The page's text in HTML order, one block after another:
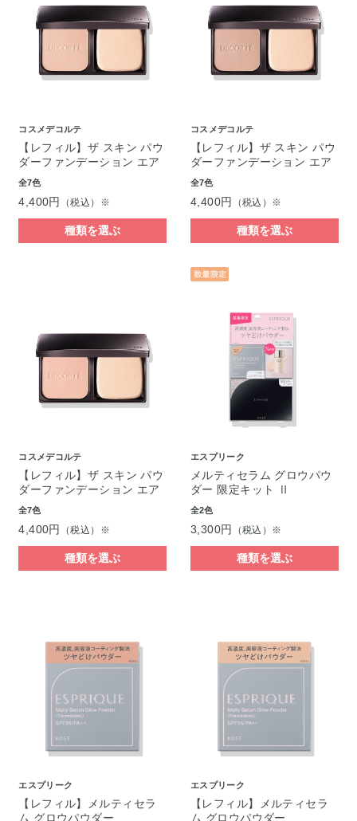
コスメデコルテ
【レフィル】ザ スキン パウ
ダーファンデーション エア
全7色
4,400円 （税込）※
種類を選ぶ
コスメデコルテ
【レフィル】ザ スキン パウ
ダーファンデーション エア
全7色
4,400円 （税込）※
種類を選ぶ
コスメデコルテ
【レフィル】ザ スキン パウ
ダーファンデーション エア
全7色
4,400円 （税込）※
種類を選ぶ
エスプリーク
メルティセラム グロウパウ
ダー 限定キット Ⅱ
全2色
3,300円 （税込）※
種類を選ぶ
エスプリーク
【レフィル】メルティセラ
ム グロウパウダー
エスプリーク
【レフィル】メルティセラ
ム グロウパウダー